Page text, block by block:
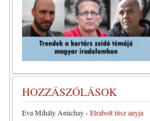
HOZZÁSZÓLÁSOK
Eva Mihály Amichay-Elrabolt túsz anyja